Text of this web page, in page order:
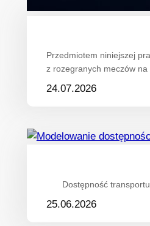
Przedmiotem niniejszej
z rozegranych meczów
24.07.2026
Dostępność
25.06.2026